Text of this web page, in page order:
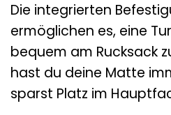
Die integrierten
ermöglichen es, eine
bequem am Rucksack
hast du deine Matte
sparst Platz im